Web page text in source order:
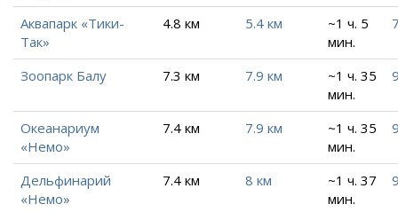
Аквапарк «Тики-
Так»
4.8 км 5.4 км
~1 ч. 5
мин.
Зоопарк Балу 7.3 км 7.9 км
~1 ч. 35
мин.
Океанариум
«Немо»
7.4 км 7.9 км
~1 ч. 35
мин.
Дельфинарий
«Немо»
7.4 км 8 км
~1 ч. 37
мин.